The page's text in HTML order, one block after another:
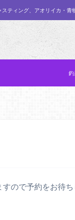
ティング、アオリイカ・
釣
ので予約をお待ち